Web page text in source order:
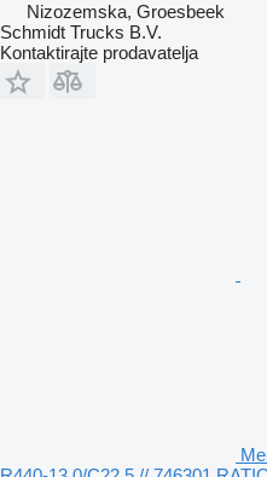
Nizozemska, Groesbeek
Schmidt Trucks B.V.
Kontaktirajte prodavatelja